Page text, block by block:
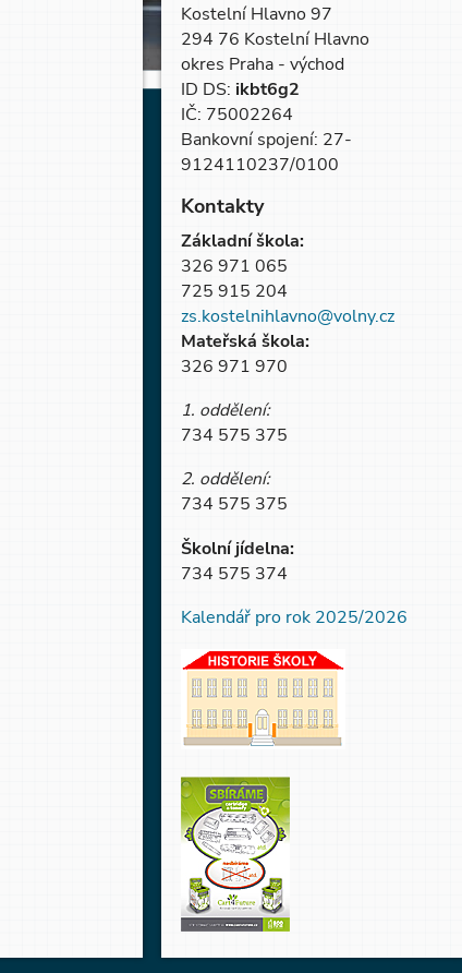
Kostelní Hlavno 97
294 76 Kostelní Hlavno
okres Praha - východ
ID DS: ikbt6g2
IČ: 75002264
Bankovní spojení: 27-
9124110237/0100
Kontakty
Základní škola:
326 971 065
725 915 204
zs.kostelnihlavno@volny.cz
Mateřská škola:
326 971 970
1. oddělení:
734 575 375
2. oddělení:
734 575 375
Školní jídelna:
734 575 374
Kalendář pro rok 2025/2026